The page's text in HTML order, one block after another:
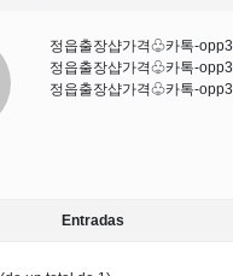
정읍출장샵가격♧카톡-
정읍출장샵가격♧카톡-
정읍출장샵가격♧카톡-
Entradas